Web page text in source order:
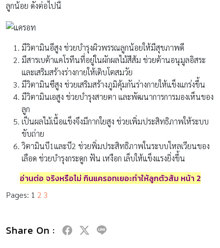
ลูกน้อย ดังต่อไปนี้
มีวิตามินอีสูง ช่วยบำรุงผิวพรรณลูกน้อยให้มีสุขภาพดี
มีสารเบต้าแคโรทีนที่อยู่ในผักผลไม้สีส้ม ช่วยต้านอนุมูลอิสระ
และเสริมสร้างร่างกายให้เติบโตสมวัย
มีวิตามินซีสูง ช่วยเสริมสร้างภูมิคุ้มกันร่างกายให้แข็งแกร่งขึ้น
มีวิตามินเอสูง ช่วยบำรุงสายตา และพัฒนาการการมองเห็นของ
ลูก
เป็นผลไม้เนื้อแข็งจึงมีกากใยสูง ช่วยเพิ่มประสิทธิภาพให้ระบบ
ขับถ่าย
วิตามินบี1และบี2 ช่วยพิ่มประสิทธิภาพในระบบไหลเวียนของ
เลือด ช่วยบำรุงกระดูก ฟัน เหงือก เล็บให้แข็งแรงยิ่งขึ้น
อ่านต่อ จริงหรือไม่ กินแครอทเยอะทำให้ลูกตัวส้ม หน้า 2
Pages: 1 2 3
Share On :